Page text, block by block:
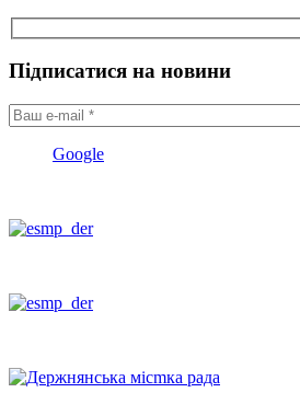
Підписатися на новини
Google